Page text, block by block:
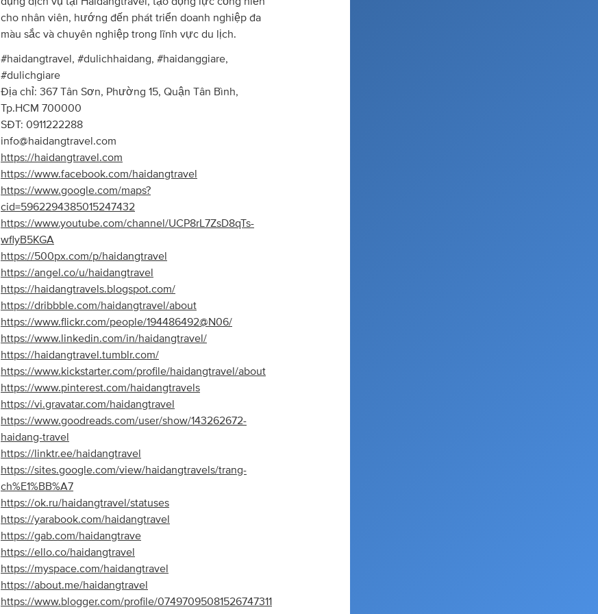
cho nhân viên, hướng đến phát triển doanh nghiệp đa
màu sắc và chuyên nghiệp trong lĩnh vực du lịch.
#haidangtravel, #dulichhaidang, #haidanggiare,
#dulichgiare
Địa chỉ: 367 Tân Sơn, Phường 15, Quận Tân Bình,
Tp.HCM 700000
SĐT: 0911222288
info@haidangtravel.com
https://haidangtravel.com
https://www.facebook.com/haidangtravel
https://www.google.com/maps?
cid=5962294385015247432
https://www.youtube.com/channel/UCP8rL7ZsD8qTs-
wflyB5KGA
https://500px.com/p/haidangtravel
https://angel.co/u/haidangtravel
https://haidangtravels.blogspot.com/
https://dribbble.com/haidangtravel/about
https://www.flickr.com/people/194486492@N06/
https://www.linkedin.com/in/haidangtravel/
https://haidangtravel.tumblr.com/
https://www.kickstarter.com/profile/haidangtravel/about
https://www.pinterest.com/haidangtravels
https://vi.gravatar.com/haidangtravel
https://www.goodreads.com/user/show/143262672-
haidang-travel
https://linktr.ee/haidangtravel
https://sites.google.com/view/haidangtravels/trang-
ch%E1%BB%A7
https://ok.ru/haidangtravel/statuses
https://yarabook.com/haidangtravel
https://gab.com/haidangtrave
https://ello.co/haidangtravel
https://myspace.com/haidangtravel
https://about.me/haidangtravel
https://www.blogger.com/profile/07497095081526747311